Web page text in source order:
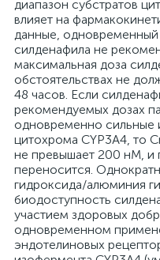
диапазон субстратов
влияет на
данные,
силденафила не
максимальная доза
обстоятельствах не
48 часов. Если
рекомендуемых дозах
одновременно сильные
цитохрома CYP3A4, то
не превышает 200 нМ, и
переносится.
гидроксида/алюминия
биодоступность
участием здоровых
одновременном
эндотелиновых